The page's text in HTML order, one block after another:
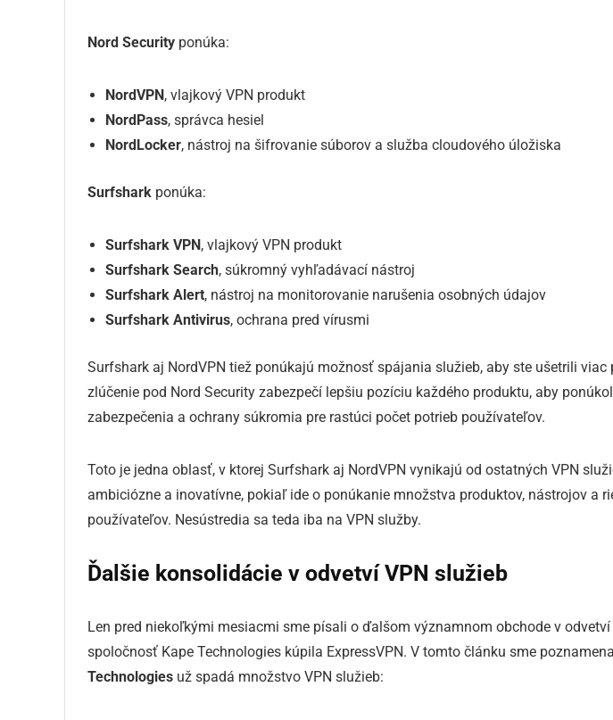
Nord Security ponúka:
NordVPN, vlajkový VPN produkt
NordPass, správca hesiel
NordLocker, nástroj na šifrovanie súborov a služba cloudového úložiska
Surfshark ponúka:
Surfshark VPN, vlajkový VPN produkt
Surfshark Search, súkromný vyhľadávací nástroj
Surfshark Alert, nástroj na monitorovanie narušenia osobných údajov
Surfshark Antivirus, ochrana pred vírusmi
Surfshark aj NordVPN tiež ponúkajú možnosť spájania služieb, aby ste ušetrili viac
zlúčenie pod Nord Security zabezpečí lepšiu pozíciu každého produktu, aby
zabezpečenia a ochrany súkromia pre rastúci počet potrieb používateľov.
Toto je jedna oblasť, v ktorej Surfshark aj NordVPN vynikajú od ostatných VPN
ambiciózne a inovatívne, pokiaľ ide o ponúkanie množstva produktov, nástrojov a
používateľov. Nesústredia sa teda iba na VPN služby.
Ďalšie konsolidácie v odvetví VPN služieb
Len pred niekoľkými mesiacmi sme písali o ďalšom významnom obchode v odvetví
spoločnosť Kape Technologies kúpila ExpressVPN. V tomto článku sme
Technologies už spadá množstvo VPN služieb: